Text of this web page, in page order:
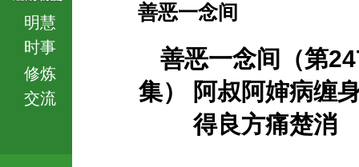
明慧
时事
修炼
交流
善恶一念间
善恶一念间（第
集） 阿叔阿婶病缠
得良方痛楚消